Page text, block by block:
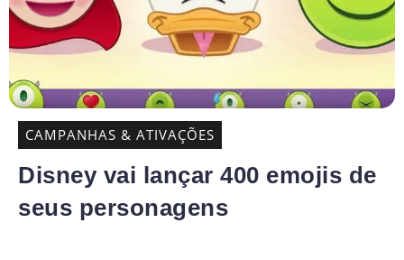
CAMPANHAS & ATIVAÇÕES
Disney vai lançar 400 emojis de
seus personagens